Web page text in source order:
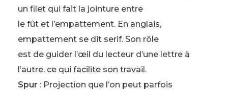
un filet qui fait la jointure entre
le fût et l’empattement. En anglais,
empattement se dit serif. Son rôle
est de guider l’œil du lecteur d’une lettre à
l’autre, ce qui facilite son travail.
Spur : Projection que l’on peut parfois